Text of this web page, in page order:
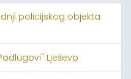
policijskog objekta
Lješevo